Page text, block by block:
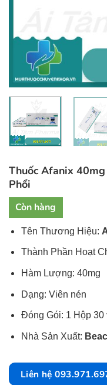
Thuốc Afanix
Phổi
Còn hàng
Tên Thương Hiệu:
Thành Phần Hoạt
Hàm Lượng: 40mg
Dạng: Viên nén
Đóng Gói: 1 Hộp 30
Nhà Sản Xuất:
Liên hệ